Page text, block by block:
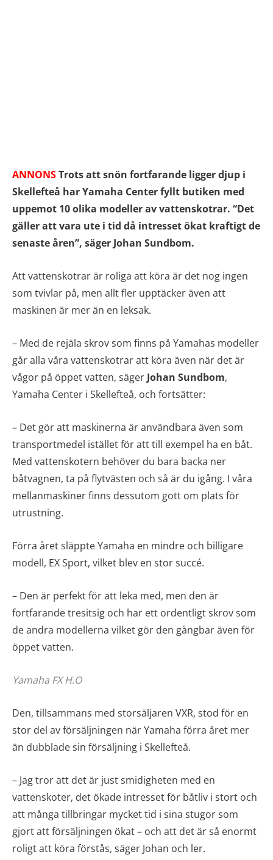
ANNONSTrots att snön fortfarande ligger djup i
Skellefteå har Yamaha Center fyllt butiken med
uppemot 10 olika modeller av vattenskotrar. “Det
gäller att vara ute i tid då intresset ökat kraftigt de
senaste åren”, säger Johan Sundbom.
Att vattenskotrar är roliga att köra är det nog ingen
som tvivlar på, men allt fler upptäcker även att
maskinen är mer än en leksak.
– Med de rejäla skrov som finns på Yamahas modeller
går alla våra vattenskotrar att köra även när det är
vågor på öppet vatten, säger Johan Sundbom,
Yamaha Center i Skellefteå, och fortsätter:
– Det gör att maskinerna är användbara även som
transportmedel istället för att till exempel ha en båt.
Med vattenskotern behöver du bara backa ner
båtvagnen, ta på flytvästen och så är du igång. I våra
mellanmaskiner finns dessutom gott om plats för
utrustning.
Förra året släppte Yamaha en mindre och billigare
modell, EX Sport, vilket blev en stor succé.
– Den är perfekt för att leka med, men den är
fortfarande tresitsig och har ett ordentligt skrov som
de andra modellerna vilket gör den gångbar även för
öppet vatten.
Yamaha FX H.O
Den, tillsammans med storsäljaren VXR, stod för en
stor del av försäljningen när Yamaha förra året mer
än dubblade sin försäljning i Skellefteå.
– Jag tror att det är just smidigheten med en
vattenskoter, det ökade intresset för båtliv i stort och
att många tillbringar mycket tid i sina stugor som
gjort att försäljningen ökat – och att det är så enormt
roligt att köra förstås, säger Johan och ler.